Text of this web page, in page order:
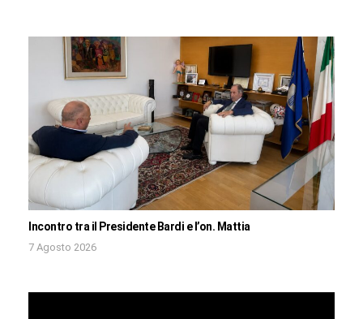
Incontro tra il Presidente Bardi e l’on. Mattia
7 Agosto 2026